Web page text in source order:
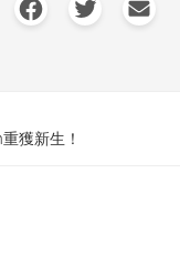
獲新生！